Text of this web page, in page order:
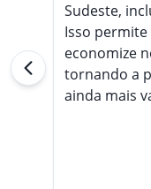
Sudeste,
Isso
economize
tornando a
ainda mais